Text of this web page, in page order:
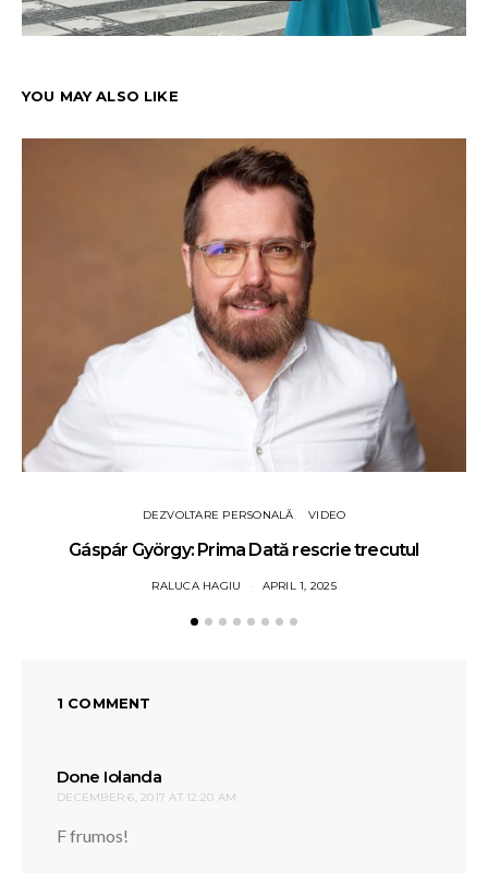
YOU MAY ALSO LIKE
DEZVOLTARE PERSONALĂ VIDEO
Gáspár György: Prima Dată rescrie trecutul
RALUCA HAGIU APRIL 1, 2025
1 COMMENT
Done Iolanda
DECEMBER 6, 2017 AT 12:20 AM
F frumos!